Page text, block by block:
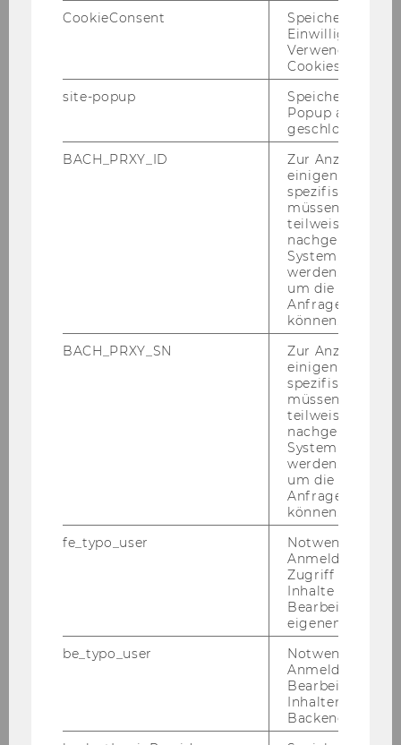
CookieConsent
Speichert Ihre
Einwilligung zur
Verwendung von
Cookies.
site-popup
Speichert ob ein
Popup
geschlossen
BACH_PRXY_ID
Zur Anzeige von
einigen WU-
spezifischen
müssen
teilweise von
nachgelagerten
System
werden.
um die Antwort
Anfrage
können.
BACH_PRXY_SN
Zur Anzeige von
einigen WU-
spezifischen
müssen
teilweise von
nachgelagerten
System
werden.
um die Antwort
Anfrage
können.
fe_typo_user
Notwendig für
Anmeldung und
Zugriff auf
Inhalte oder zur
Bearbeitung des
eigenen Profils.
be_typo_user
Notwendig für
Anmeldung und
Bearbeitung von
Inhalten im
Backend.